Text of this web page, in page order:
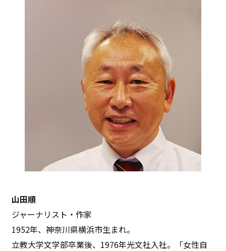
山田順
ジャーナリスト・作家
1952年、神奈川県横浜市生まれ。
立教大学文学部卒業後、1976年光文社入社。「女性自